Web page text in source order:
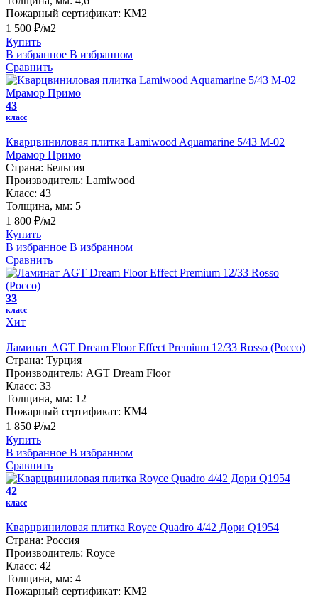
Пожарный сертификат: КМ2
1 500 ₽/м2
Купить
В избранное В избранном
Сравнить
43
класс
Кварцвиниловая плитка Lamiwood Aquamarine 5/43 M-02
Мрамор Примо
Страна: Бельгия
Производитель: Lamiwood
Класс: 43
Толщина, мм: 5
1 800 ₽/м2
Купить
В избранное В избранном
Сравнить
33
класс
Хит
Ламинат AGT Dream Floor Effect Premium 12/33 Rosso (Россо)
Страна: Турция
Производитель: AGT Dream Floor
Класс: 33
Толщина, мм: 12
Пожарный сертификат: КМ4
1 850 ₽/м2
Купить
В избранное В избранном
Сравнить
42
класс
Кварцвиниловая плитка Royce Quadro 4/42 Дори Q1954
Страна: Россия
Производитель: Royce
Класс: 42
Толщина, мм: 4
Пожарный сертификат: КМ2